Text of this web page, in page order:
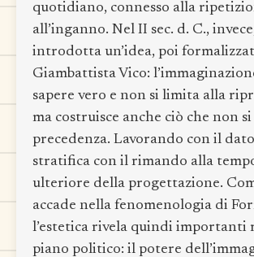
quotidiano, connesso alla
all’inganno. Nel II sec. d. C.,
introdotta un’idea, poi
Giambattista Vico:
sapere vero e non si limita alla
ma costruisce anche ciò che non
precedenza. Lavorando con il
stratifica con il rimando alla
ulteriore della progettazione.
accade nella fenomenologia di
l’estetica rivela quindi importanti
piano politico: il potere